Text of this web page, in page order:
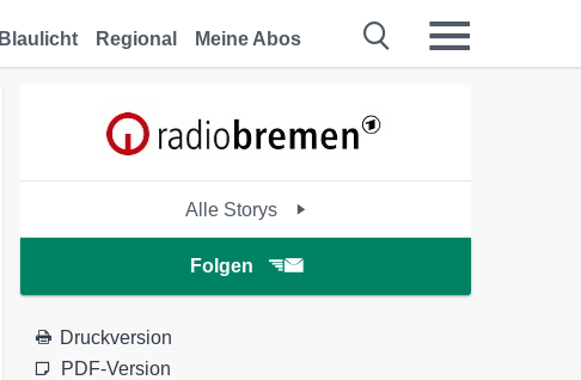
Blaulicht Regional Meine Abos
Alle Storys
Folgen
Druckversion
PDF-Version